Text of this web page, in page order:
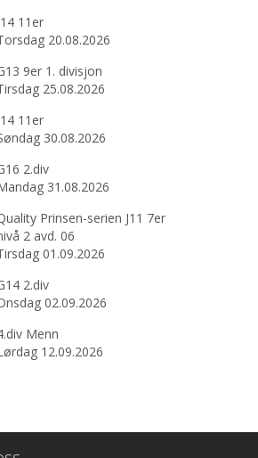
11er
20.08.2026
9er 1. divisjon
25.08.2026
11er
30.08.2026
2.div
31.08.2026
Prinsen-serien J11 7er
2 avd. 06
01.09.2026
2.div
02.09.2026
Menn
12.09.2026